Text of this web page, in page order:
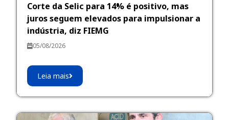
Corte da Selic para 14% é positivo, mas
juros seguem elevados para impulsionar a
indústria, diz FIEMG
05/08/2026
Leia mais